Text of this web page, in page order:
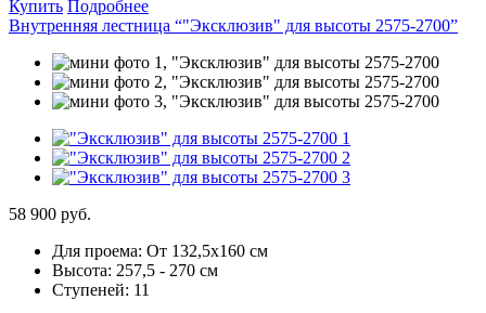
Купить Подробнее
Внутренняя лестница “"Эксклюзив" для высоты 2575-2700”
58 900 руб.
Для проема: От 132,5х160 см
Высота: 257,5 - 270 см
Ступеней: 11